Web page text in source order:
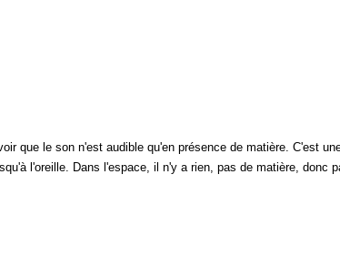
que le son n'est audible qu'en présence de matière. C'est
l'oreille. Dans l'espace, il n'y a rien, pas de matière, donc